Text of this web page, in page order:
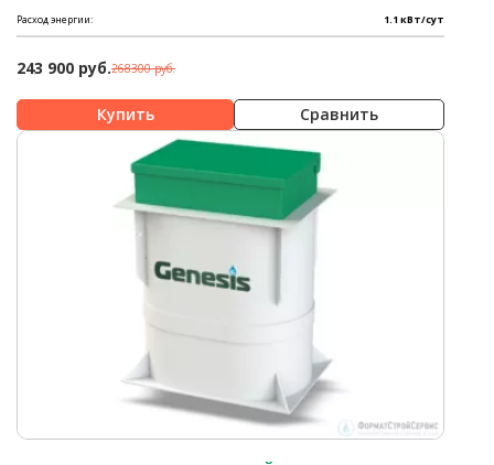
Расход энергии: 1.1 кВт/сут
243 900 руб.268300 руб.
Сравнить